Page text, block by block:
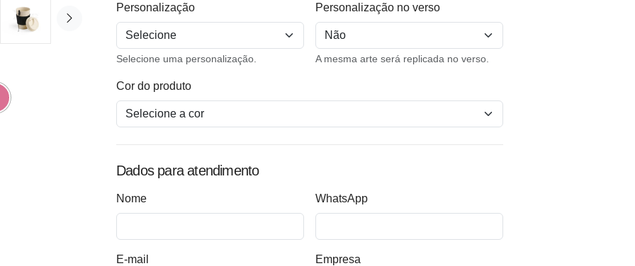
Personalização
Selecione uma personalização.
Personalização no verso
A mesma arte será replicada no verso.
Cor do produto
Dados para atendimento
Nome WhatsApp
E-mail Empresa